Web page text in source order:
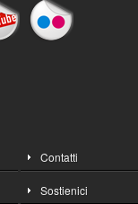
Contatti
Sostienici